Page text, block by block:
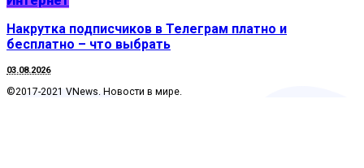
Накрутка подписчиков в Телеграм платно и
бесплатно – что выбрать
03.08.2026
©2017-2021 VNews. Новости в мире.